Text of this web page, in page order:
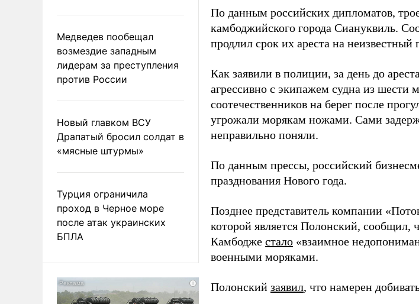
Медведев пообещал
возмездие западным
лидерам за преступления
против России
Новый главком ВСУ
Драпатый бросил солдат в
«мясные штурмы»
Турция ограничила
проход в Черное море
после атак украинских
БПЛА
По данным российских дипломатов,
камбоджийского города Сиануквиль.
продлил срок их ареста на неизвестный
Как заявили в полиции, за день до
агрессивно с экипажем судна из шести
соотечественников на берег после
угрожали морякам ножами. Сами
неправильно поняли.
По данным прессы, российский
празднования Нового года.
Позднее представитель компании
которой является Полонский, сообщил,
Камбодже стало «взаимное
военными моряками.
Полонский заявил, что намерен